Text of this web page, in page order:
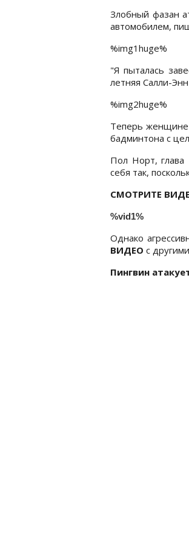
Злобный фазан
автомобилем,
%img1huge%
"Я пыталась
летняя Салли-
%img2huge%
Теперь женщине
бадминтона с
Пол Норт, глава
себя так,
СМОТРИТЕ
%vid1%
Однако
ВИДЕО с
Пингвин